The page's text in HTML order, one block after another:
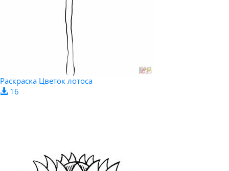
Раскраска Цветок лотоса
16